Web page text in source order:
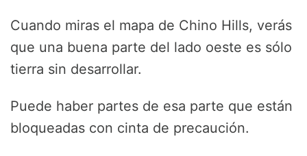
Cuando miras el mapa de Chino Hills, verás
que una buena parte del lado oeste es sólo
tierra sin desarrollar.
Puede haber partes de esa parte que están
bloqueadas con cinta de precaución.